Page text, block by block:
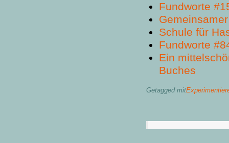
Fundworte
Schule für
Fundworte
Ein
Buches
Getagged mit